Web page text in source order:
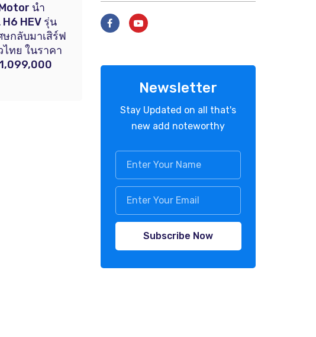
นำ
H6 HEV รุ่น
ษกลับมาเสิร์ฟ
ทย ในราคา
Newsletter
Stay Updated on all that's
new add noteworthy
Subscribe Now